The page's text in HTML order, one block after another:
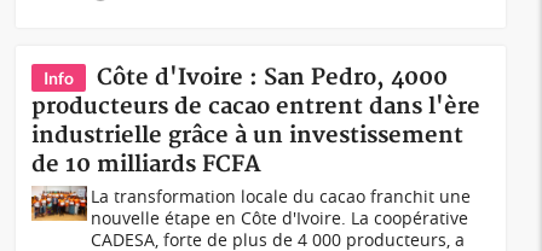
Info
Côte d'Ivoire : San Pedro, 4000
producteurs de cacao entrent dans l'ère
industrielle grâce à un investissement
de 10 milliards FCFA
La transformation locale du cacao franchit une
nouvelle étape en Côte d'Ivoire. La coopérative
CADESA, forte de plus de 4 000 producteurs, a